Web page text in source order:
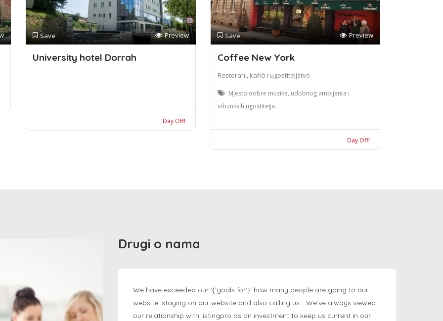
Save Preview
University hotel Dorrah
Day Off!
Save Preview
Coffee New York
Restorani, kafići i ugostiteljstvo
Mjesto dobre muzike, udobnog ambijenta i
vrhunskih ugostitelja.
Day Off!
Drugi o nama
We have exceeded our `{`goals for`}` how many people are going to our
website, staying on our website and also calling us… We’ve always viewed
our relationship with listingpro as an investment to keep us current in our